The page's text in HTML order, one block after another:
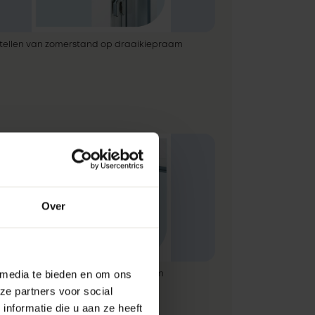
Over
te bieden en om ons
partners voor social
die u aan ze heeft
van zomerstand op draaikiepraam
winterstand op draaikiepraam